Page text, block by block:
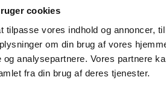
cookies
tilpasse vores indhold og annoncer,
om din brug af vores
og analysepartnere. Vores partnere
fra din brug af deres tjenester.